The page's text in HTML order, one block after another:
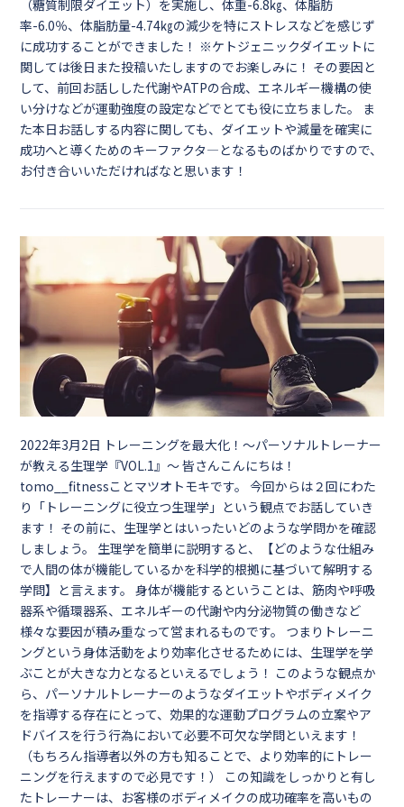
（糖質制限ダイエット）を実施し、体重-6.8㎏、体脂肪
率-6.0％、体脂肪量-4.74㎏の減少を特にストレスなどを感じず
に成功することができました！ ※ケトジェニックダイエットに
関しては後日また投稿いたしますのでお楽しみに！ その要因と
して、前回お話しした代謝やATPの合成、エネルギー機構の使
い分けなどが運動強度の設定などでとても役に立ちました。 ま
た本日お話しする内容に関しても、ダイエットや減量を確実に
成功へと導くためのキーファクタ―となるものばかりですので、
お付き合いいただければなと思います！
2022年3月2日 トレーニングを最大化！～パーソナルトレーナー
が教える生理学『VOL.1』～ 皆さんこんにちは！
tomo__fitnessことマツオトモキです。 今回からは２回にわた
り「トレーニングに役立つ生理学」という観点でお話していき
ます！ その前に、生理学とはいったいどのような学問かを確認
しましょう。 生理学を簡単に説明すると、【どのような仕組み
で人間の体が機能しているかを科学的根拠に基づいて解明する
学問】と言えます。 身体が機能するということは、筋肉や呼吸
器系や循環器系、エネルギーの代謝や内分泌物質の働きなど
様々な要因が積み重なって営まれるものです。 つまりトレーニ
ングという身体活動をより効率化させるためには、生理学を学
ぶことが大きな力となるといえるでしょう！ このような観点か
ら、パーソナルトレーナーのようなダイエットやボディメイク
を指導する存在にとって、効果的な運動プログラムの立案やア
ドバイスを行う行為において必要不可欠な学問といえます！
（もちろん指導者以外の方も知ることで、より効率的にトレー
ニングを行えますので必見です！） この知識をしっかりと有し
たトレーナーは、お客様のボディメイクの成功確率を高いもの